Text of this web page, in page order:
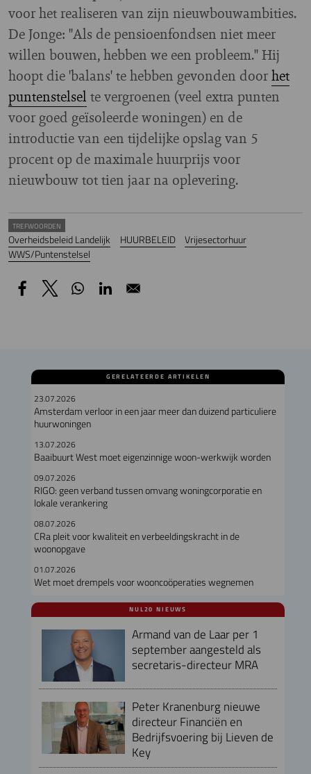
voor het realiseren van zijn nieuwbouwambities.
De Jonge: "Als de pensioenfondsen niet meer
willen bouwen, hebben we een probleem." Hij
hoopt die 'balans' te hebben gevonden doorhet
puntenstelsel te vergroenen (veel extra punten
voor goed geïsoleerde woningen) en de
introductie van een tijdelijke opslag van 5
procent op de maximale huurprijs voor
nieuwbouw tot tien jaar na oplevering.
TREFWOORDEN
Overheidsbeleid Landelijk HUURBELEID
Vrijesectorhuur
WWS/Puntenstelsel
GERELATEERDE ARTIKELEN
23.07.2026
Amsterdam verloor in een jaar meer dan duizend particuliere
huurwoningen
13.07.2026
Baaibuurt West moet eigenzinnige woon-werkwijk worden
09.07.2026
RIGO: geen verband tussen omvang woningcorporatie en
lokale verankering
08.07.2026
CRa pleit voor kwaliteit en verbeeldingskracht in de
woonopgave
01.07.2026
Wet moet drempels voor wooncoöperaties wegnemen
NUL20 NIEUWS
Armand van de Laar per 1
september aangesteld als
secretaris-directeur MRA
Peter Kranenburg nieuwe
directeur Financiën en
Bedrijfsvoering bij Lieven de
Key